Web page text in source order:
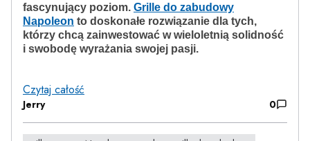
fascynujący poziom. Grille do zabudowy
Napoleon to doskonałe rozwiązanie dla tych,
którzy chcą zainwestować w wieloletnią solidność
i swobodę wyrażania swojej pasji.
Czytaj całość
Jerry 0